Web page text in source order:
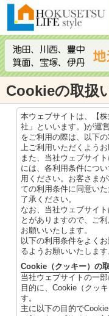
Cookieの取扱
本ウェブサイトは、【
社」といいます。)が運
をご利用の際は、以下
上ご利用いただくよう
また、当社ウェブサイ
には、各利用条件につ
用ください。お客さま
ての利用条件に同意い
了承ください。
なお、当社ウェブサイ
とがありますので、ご
お願いいたします。
以下の利用条件をよく
るようお願いいたします
Cookie（クッキー）の
当社ウェブサイトの一
目的に、Cookie（クッ
す。
主に以下の目的で